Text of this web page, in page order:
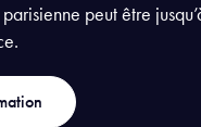
peut être